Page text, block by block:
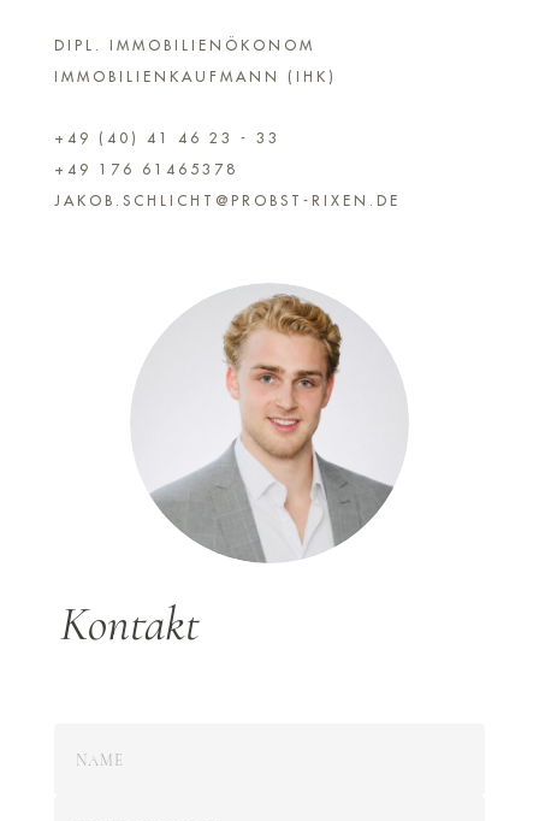
DIPL. IMMOBILIENÖKONOM
IMMOBILIENKAUFMANN (IHK)
+49 (40) 41 46 23 - 33
+49 176 61465378
JAKOB.SCHLICHT@PROBST-RIXEN.DE
Kontakt
Bitte lasse dieses Feld leer.